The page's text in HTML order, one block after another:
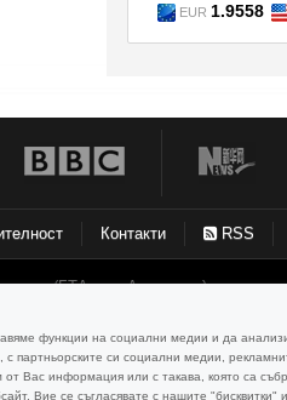
EUR 1.9558
Контакти RSS
(БТА или Агенцията) и
изображения публикувани в
данни на БТА се задължават да
в Република България
функции на социални медии и да
партньорските си социални медии,
Вас информация или с такава, която са
Вие се съгласявате с нашите "бисквитки" и